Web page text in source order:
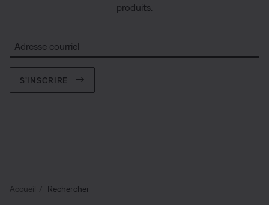
produits.
Adresse courriel
S’INSCRIRE
Accueil Rechercher